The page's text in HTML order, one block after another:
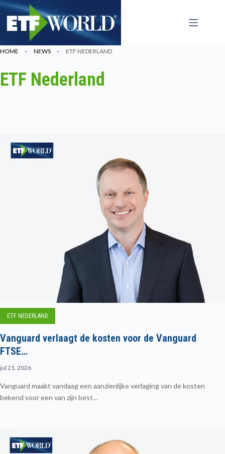
Ga
naar
inhoud
HOME NEWS ETF NEDERLAND
ETF Nederland
ETF NEDERLAND
Vanguard verlaagt de kosten voor de Vanguard
FTSE…
jul 21, 2026
Vanguard maakt vandaag een aanzienlijke verlaging van de kosten
bekend voor een van zijn best…